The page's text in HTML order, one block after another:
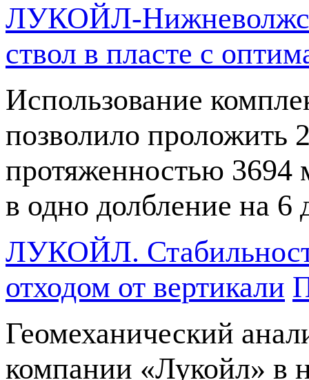
ЛУКОЙЛ-
ствол в пласте с
Использование
позволило проложить
протяженностью 3694
в одно долбление на 6
ЛУКОЙЛ.
отходом от вертикали
Геомеханический
компании «Лукойл» в